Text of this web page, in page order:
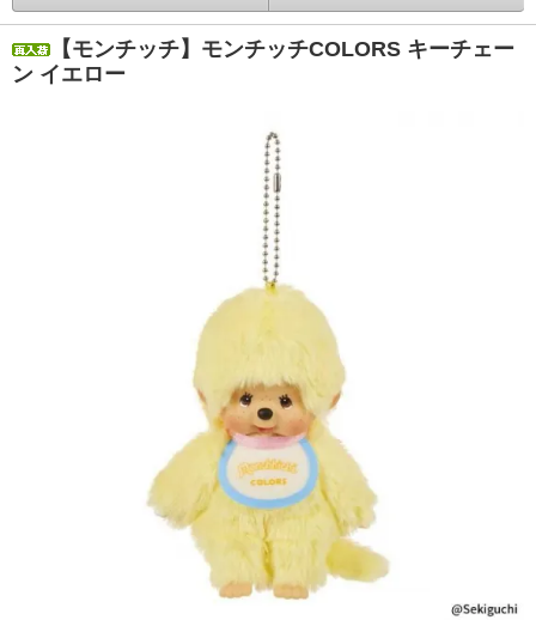
【モンチッチ】モンチッチCOLORS キーチェー
ン イエロー